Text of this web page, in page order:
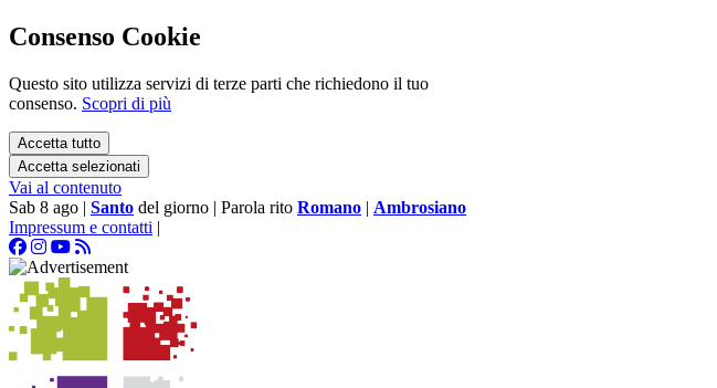
Consenso Cookie
Questo sito utilizza servizi di terze parti che richiedono il tuo
consenso. Scopri di più
Accetta tutto
Accetta selezionati
Vai al contenuto
Sab 8 ago | Santo del giorno | Parola rito Romano | Ambrosiano
Impressum e contatti |